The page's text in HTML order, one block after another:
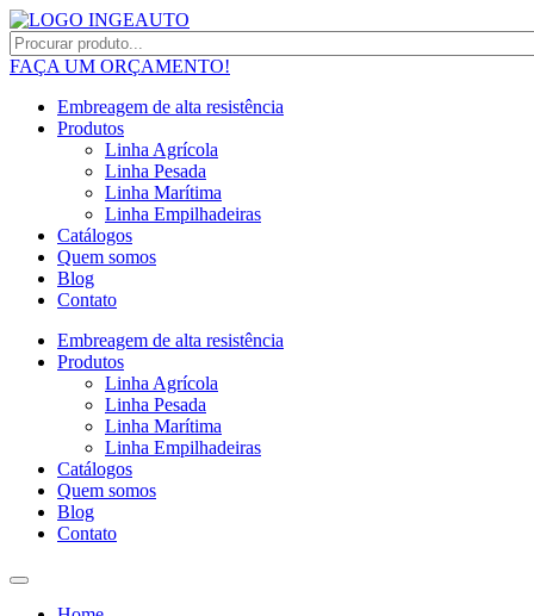
FAÇA UM ORÇAMENTO!
Embreagem de alta resistência
Produtos
Linha Agrícola
Linha Pesada
Linha Marítima
Linha Empilhadeiras
Catálogos
Quem somos
Blog
Contato
Embreagem de alta resistência
Produtos
Linha Agrícola
Linha Pesada
Linha Marítima
Linha Empilhadeiras
Catálogos
Quem somos
Blog
Contato